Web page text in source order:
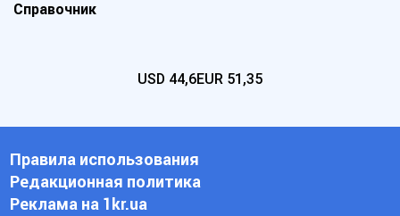
Справочник
USD 44,6EUR 51,35
Правила использования
Редакционная политика
Реклама на 1kr.ua